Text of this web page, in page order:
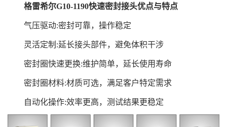
格雷希尔G10-1190快速密封接头优点与特点
气压驱动:密封可靠，操作稳定
灵活定制:延长接头部件，避免体积干涉
密封圈快速更换:维护简单，延长使用寿命
密封圈材料:材质可选，满足客户特定需求
自动化操作:效率更高，测试结果更稳定